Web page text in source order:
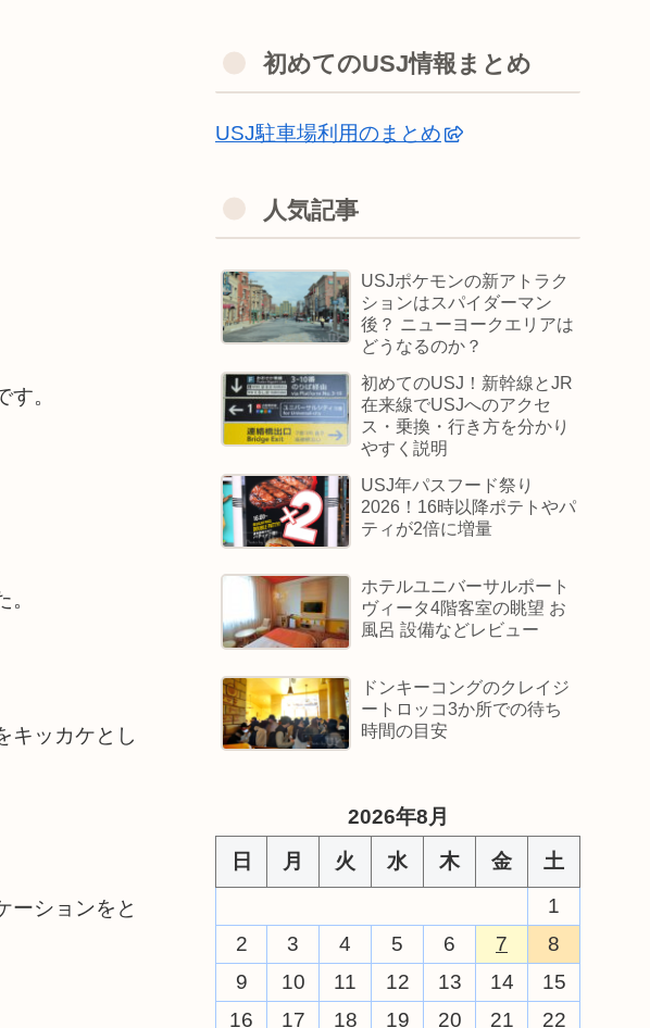
。
キッカケとし
ーションをと
初めてのUSJ情報まとめ
USJ駐車場利用のまとめ
人気記事
USJポケモンの新アトラク
ションはスパイダーマン
後？ ニューヨークエリアは
どうなるのか？
初めてのUSJ！新幹線とJR
在来線でUSJへのアクセ
ス・乗換・行き方を分かり
やすく説明
USJ年パスフード祭り
2026！16時以降ポテトやパ
ティが2倍に増量
ホテルユニバーサルポート
ヴィータ4階客室の眺望 お
風呂 設備などレビュー
ドンキーコングのクレイジ
ートロッコ3か所での待ち
時間の目安
2026年8月
日
月 火 水 木 金
土
1
2
3 4 5 6 7
8
9
10 11 12 13 14
15
16
17 18 19 20 21
22